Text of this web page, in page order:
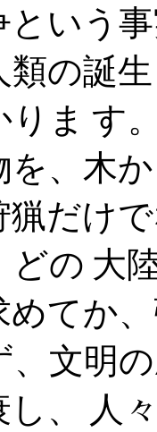
という
類の誕
りま す
を、木
猟だけ
どの 大
めてか
、文明
し、 人